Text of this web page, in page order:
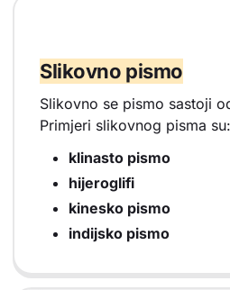
Slikovno pismo
Slikovno se pismo sastoji
Primjeri slikovnog pisma su:
klinasto pismo
hijeroglifi
kinesko pismo
indijsko pismo